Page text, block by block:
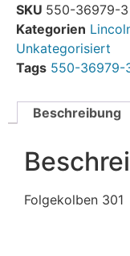
SKU 550-36979-3
Kategorien
Unkategorisiert
Tags 550-36979-
Beschreibung
Folgekolben 301